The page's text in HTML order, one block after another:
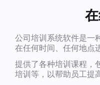
公司培训系统软件是一
在任何时间、任何地点
提供了各种培训课程，
培训等，以帮助员工提